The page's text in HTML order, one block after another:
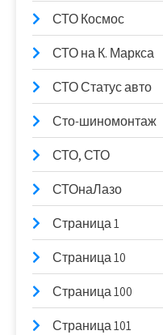
СТО Космос
СТО на К. Маркса
СТО Статус авто
Сто-шиномонтаж
СТО, СТО
СТОнаЛазо
Страница 1
Страница 10
Страница 100
Страница 101